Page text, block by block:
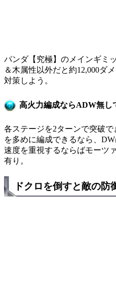
パンダ【究極】のメインギミ
＆木属性以外だと約12,000ダ
対策しよう。
高火力編成ならADW無し
各ステージを2ターンで突破
を多めに編成できるなら、
速度を重視するならばモーツ
有り。
ドクロを倒すと敵の防